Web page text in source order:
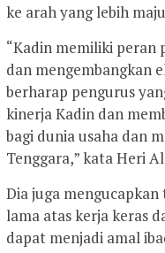
ke arah yang lebih
“Kadin memiliki peran
dan mengembangkan
berharap pengurus
kinerja Kadin dan
bagi dunia usaha dan
Tenggara,” kata Heri
Dia juga
lama atas kerja keras
dapat menjadi amal